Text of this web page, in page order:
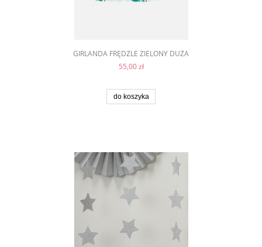
GIRLANDA FRĘDZLE ZIELONY DUŻA
55,00 zł
do koszyka